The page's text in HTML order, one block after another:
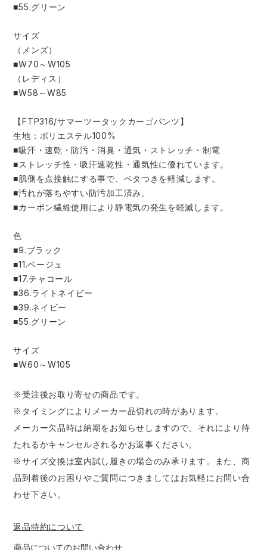
■55.グリーン
サイズ
（メンズ）
■W70～W105
（レディス）
■W58～W85
【FTP316/サマーツータックカーゴパンツ】
生地：ポリエステル100%
■吸汗・速乾・防汚・消臭・通気・ストレッチ・制電
■ストレッチ性・吸汗速乾性・通気性に優れています。
■肌側を点接触にする事で、ベタつきを軽減します。
■汚れが落ちやすい防汚加工済み。
■カーボン繊維使用により静電気の発生を軽減します。
色
■9.ブラック
■11.ベージュ
■17.チャコール
■36.ライトネイビー
■39.ネイビー
■55.グリーン
サイズ
■W60～W105
※受注後お取り寄せの商品です。
※タイミングによりメーカー品切れの時があります。
メーカー欠品時は納期をお知らせしますので、それにより待
たれるかキャンセルされるかお返事ください。
※サイズ交換は室内試し履きの場合のみ承ります。また、商
品到着後のお困りやご質問につきましてはお気軽にお問い合
わせ下さい。
返品特約について
商品についてのお問い合わせ